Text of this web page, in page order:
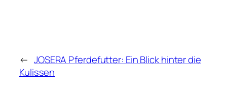
← JOSERA Pferdefutter: Ein Blick hinter die
Kulissen